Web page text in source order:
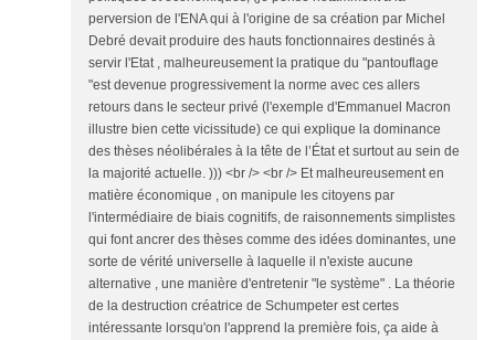
perversion de l'ENA qui à l'origine de sa création par Michel
Debré devait produire des hauts fonctionnaires destinés à
servir l'Etat , malheureusement la pratique du "pantouflage
"est devenue progressivement la norme avec ces allers
retours dans le secteur privé (l'exemple d'Emmanuel Macron
illustre bien cette vicissitude) ce qui explique la dominance
des thèses néolibérales à la tête de l’État et surtout au sein de
la majorité actuelle. ))) <br /> <br /> Et malheureusement en
matière économique , on manipule les citoyens par
l'intermédiaire de biais cognitifs, de raisonnements simplistes
qui font ancrer des thèses comme des idées dominantes, une
sorte de vérité universelle à laquelle il n'existe aucune
alternative , une manière d'entretenir "le système" . La théorie
de la destruction créatrice de Schumpeter est certes
intéressante lorsqu'on l'apprend la première fois, ça aide à